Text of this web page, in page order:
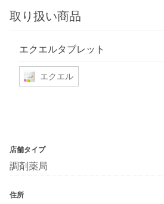
取り扱い商品
エクエルタブレット
エクエル
店舗タイプ
調剤薬局
住所